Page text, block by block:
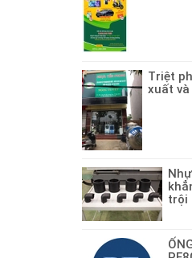
Triệt
xuất và
trội